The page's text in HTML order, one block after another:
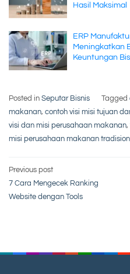
Hasil Maksimal
ERP
Meningkatkan
Keuntungan
Posted in Seputar Bisnis Tagged
makanan, contoh visi misi tujuan
visi dan misi perusahaan makanan,
misi perusahaan makanan
Post
navigation
Previous post
7 Cara Mengecek Ranking
Website dengan Tools